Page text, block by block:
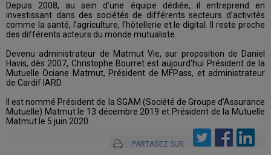
Depuis 2008, au sein d’une équipe dédiée, il entreprend en
investissant dans des sociétés de différents secteurs d’activités
comme la santé, l’agriculture, l’hôtellerie et le digital. Il reste proche
des différents acteurs du monde mutualiste.
Devenu administrateur de Matmut Vie, sur proposition de Daniel
Havis, dès 2007, Christophe Bourret est aujourd'hui Président de la
Mutuelle Ociane Matmut, Président de MFPass, et administrateur
de Cardif IARD.
Il est nommé Président de la SGAM (Société de Groupe d’Assurance
Mutuelle) Matmut le 13 décembre 2019 et Président de la Mutuelle
Matmut le 5 juin 2020.
PARTAGEZ SUR